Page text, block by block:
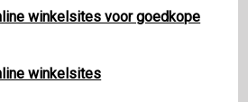
winkelsites voor goedkope
winkelsites